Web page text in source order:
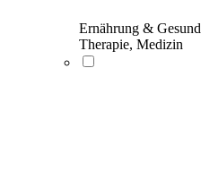
Ernährung &
Therapie, Medizin